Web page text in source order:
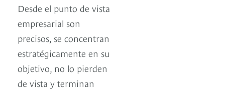
Desde el punto de vista
empresarial son
precisos, se concentran
estratégicamente en su
objetivo, no lo pierden
de vista y terminan